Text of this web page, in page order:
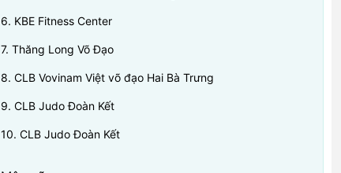
6. KBE Fitness Center
7. Thăng Long Võ Đạo
8. CLB Vovinam Việt võ đạo Hai Bà Trưng
9. CLB Judo Đoàn Kết
10. CLB Judo Đoàn Kết